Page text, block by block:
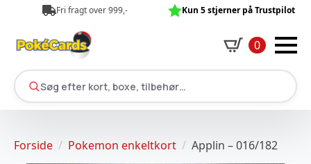
Fri fragt over 999,- Kun 5 stjerner på Trustpilot
0
Søg efter kort, boxe, tilbehør…
Forside Pokemon enkeltkort Applin – 016/182